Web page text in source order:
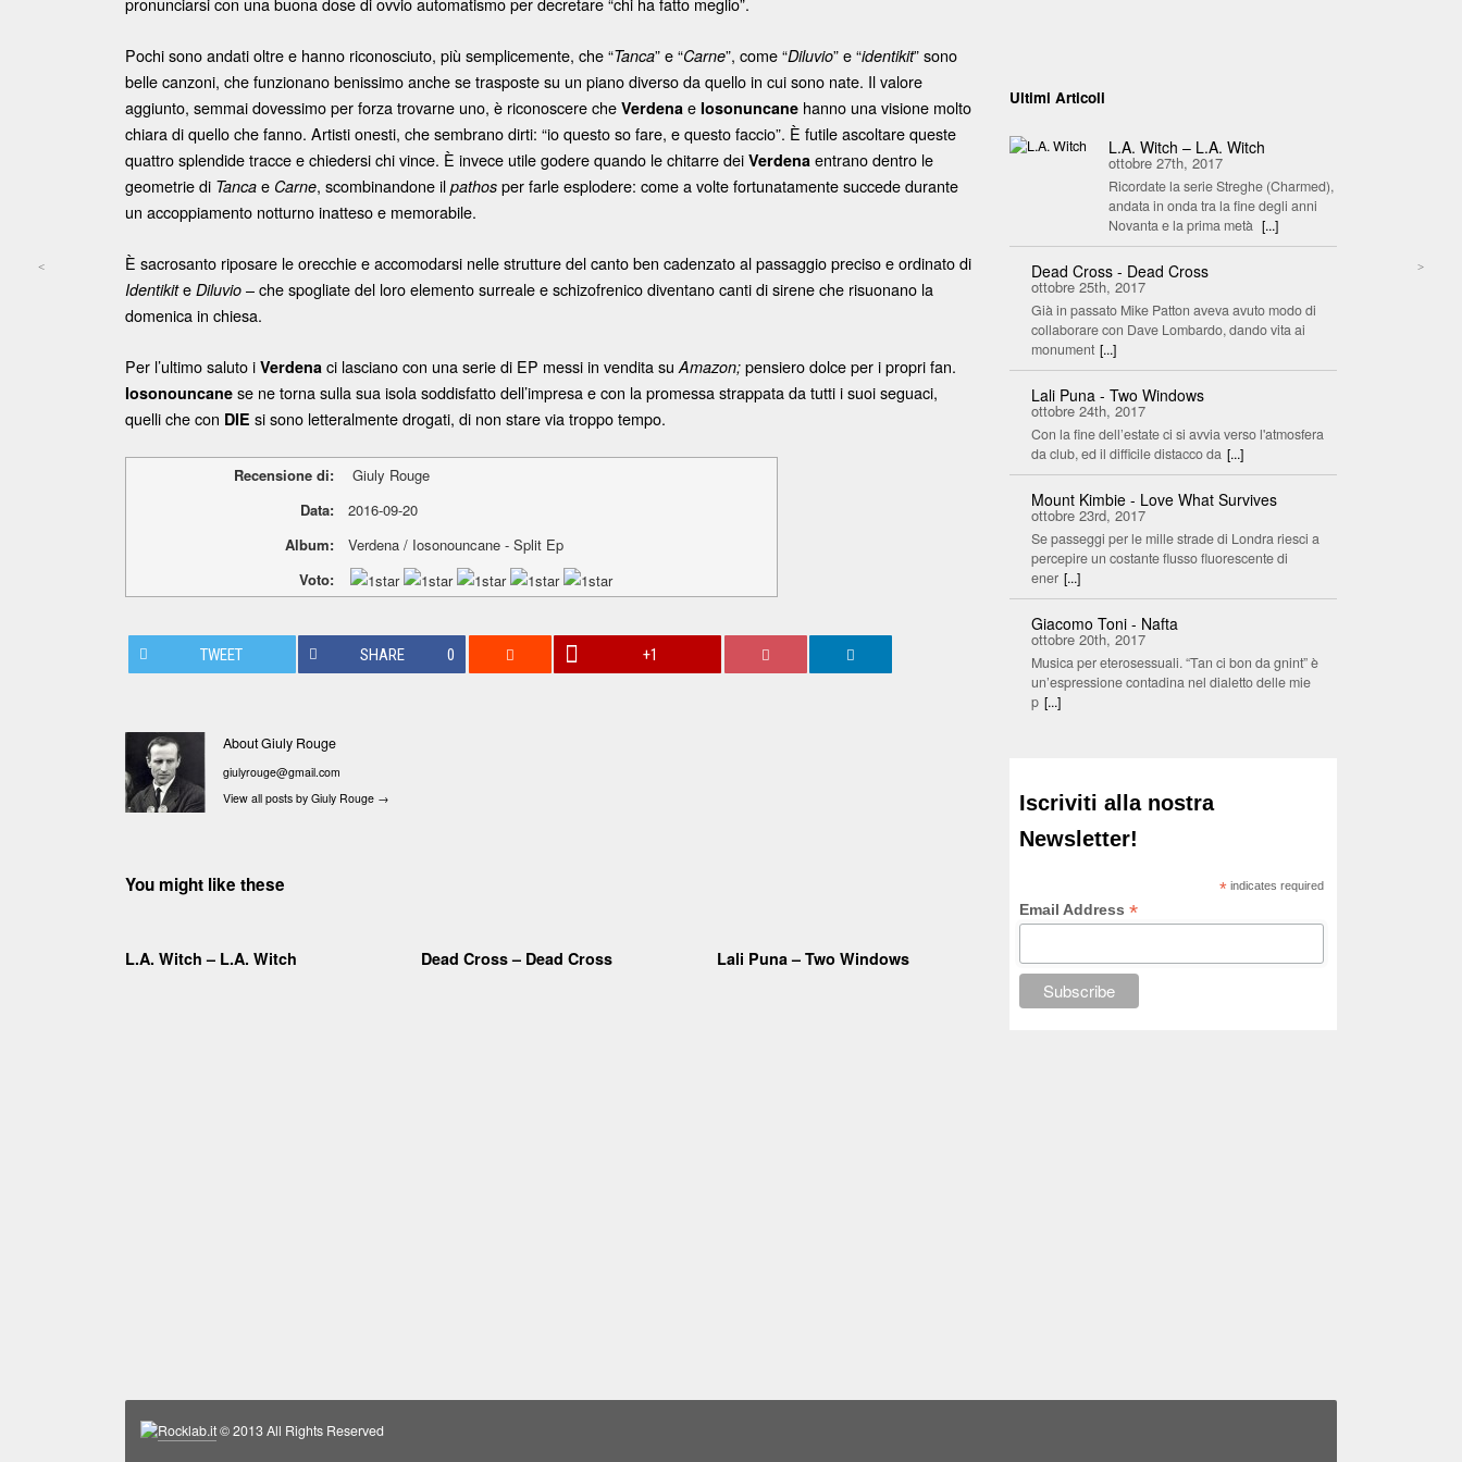
Post navigation
< >
Pochi sono andati oltre e hanno riconosciuto, più semplicemente, che “Tanca” e “Carne”, come “Diluvio” e “identikit” sono
belle canzoni, che funzionano benissimo anche se trasposte su un piano diverso da quello in cui sono nate. Il valore
aggiunto, semmai dovessimo per forza trovarne uno, è riconoscere che Verdena e Iosonuncane hanno una visione molto
chiara di quello che fanno. Artisti onesti, che sembrano dirti: “io questo so fare, e questo faccio”. È futile ascoltare queste
quattro splendide tracce e chiedersi chi vince. È invece utile godere quando le chitarre dei Verdena entrano dentro le
geometrie di Tanca e Carne, scombinandone il pathos per farle esplodere: come a volte fortunatamente succede durante
un accoppiamento notturno inatteso e memorabile.
È sacrosanto riposare le orecchie e accomodarsi nelle strutture del canto ben cadenzato al passaggio preciso e ordinato di
Identikite Diluvio – che spogliate del loro elemento surreale e schizofrenico diventano canti di sirene che risuonano la
domenica in chiesa.
Per l’ultimo saluto i Verdena ci lasciano con una serie di EP messi in vendita suAmazon; pensiero dolce per i propri fan.
Iosonouncane se ne torna sulla sua isola soddisfatto dell’impresa e con la promessa strappata da tutti i suoi seguaci,
quelli che con DIE si sono letteralmente drogati, di non stare via troppo tempo.
Recensione di:
Giuly Rouge
Data:
2016-09-20
Album:
Verdena / Iosonouncane - Split Ep
Voto:
TWEET SHARE 0 +1
About Giuly Rouge
giulyrouge@gmail.com
View all posts by Giuly Rouge →
You might like these
L.A. Witch – L.A. Witch Dead Cross – Dead Cross Lali Puna – Two Windows
Ultimi Articoli
L.A. Witch – L.A. Witch
ottobre 27th, 2017
Ricordate la serie Streghe (Charmed),
andata in onda tra la fine degli anni
Novanta e la prima metà [...]
Dead Cross - Dead Cross
ottobre 25th, 2017
Già in passato Mike Patton aveva avuto modo di
collaborare con Dave Lombardo, dando vita ai
monument [...]
Lali Puna - Two Windows
ottobre 24th, 2017
Con la fine dell’estate ci si avvia verso l'atmosfera
da club, ed il difficile distacco da [...]
Mount Kimbie - Love What Survives
ottobre 23rd, 2017
Se passeggi per le mille strade di Londra riesci a
percepire un costante flusso fluorescente di
ener [...]
Giacomo Toni - Nafta
ottobre 20th, 2017
Musica per eterosessuali. “Tan ci bon da gnint” è
un’espressione contadina nel dialetto delle mie
p [...]
Iscriviti alla nostra
Newsletter!
* indicates required
Email Address*
Rocklab.it© 2013 All Rights Reserved